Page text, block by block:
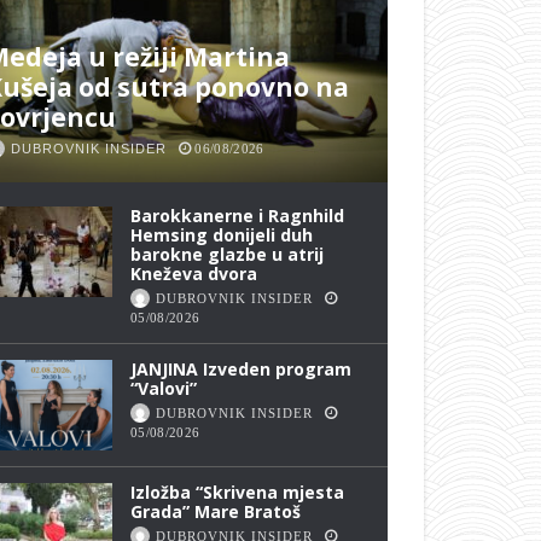
u režiji Martina
od sutra ponovno na
DUBROVNIK INSIDER 06/08/2026
Barokkanerne i Ragnhild
Hemsing donijeli duh
barokne glazbe u atrij
Kneževa dvora
DUBROVNIK INSIDER
05/08/2026
JANJINA Izveden program
“Valovi”
DUBROVNIK INSIDER
05/08/2026
Izložba “Skrivena mjesta
Grada” Mare Bratoš
DUBROVNIK INSIDER